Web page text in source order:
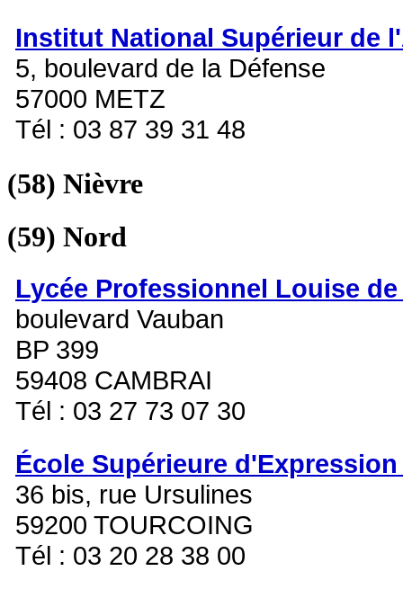
Institut National Supérieur de
5, boulevard de la Défense
57000 METZ
Tél : 03 87 39 31 48
(58) Nièvre
(59) Nord
Lycée Professionnel Louise
boulevard Vauban
BP 399
59408 CAMBRAI
Tél : 03 27 73 07 30
École Supérieure
36 bis, rue Ursulines
59200 TOURCOING
Tél : 03 20 28 38 00